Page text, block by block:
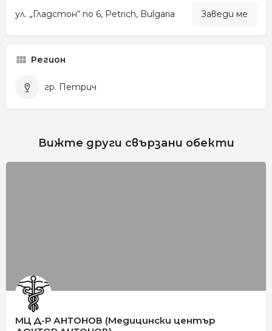
ул. „Гладстон“ no 6, Petrich, Bulgaria Заведи ме
Регион
гр. Петрич
Вижте други свързани обекти
МЦ Д-Р АНТОНОВ (Медицински център